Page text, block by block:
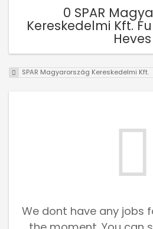
0 SPAR
Kereskedelmi Kft.
Heves
SPAR Magyarország Kereskedelmi Kft.
We dont have any jobs